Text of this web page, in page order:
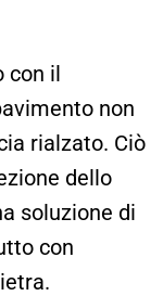
con il
non
rialzato. Ciò
dello
soluzione di
con